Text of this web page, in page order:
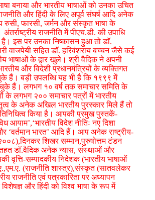
बनाया और भारतीय भाषाओं को उनका उचित
और हिंदी के लिए अपूर्व संघर्ष आदि अनेक
रुसी, फारसी, जर्मन और संस्कृत भाषा के
राजनीति में पीएच.डी. की उपाधि
है। इस पर उनका निष्कासन हुआ तो डाॅ.
वाजपेयी सहित डाॅ. हरिवंशराय बच्चन जैसे कई
भाषाओं के द्वार खुले। श्री वैदिक ने अपनी
और विदेशी प्रधानमंत्रियों के व्यक्तिगत
हैं। बड़ी उपलब्धि यह भी है कि १९९९ में
हैं। लगभग १० वर्ष तक समाचार समिति के
लगभग २०० समाचार पत्रों में भारतीय
के अनेक अखिल भारतीय पुरस्कार मिले हैं तो
किया है। आपकी प्रमुख पुस्तकें-
आयाम’,‘भारतीय विदेश नीतिः नए दिशा
‘वर्तमान भारत’ आदि हैं। आप अनेक राष्ट्रीय-
शिखर सम्मान,पुरुषोत्तम टंडन
के तहत डॉ.वैदिक अनेक न्यास, संस्थाओं और
वृत्ति-सम्पादकीय निदेशक (भारतीय भाषाओं
(राजनीति शास्त्र),संस्कृत (सातवलेकर
राजनीति एवं पत्रकारिता पर अध्यापन
और हिंदी को विश्व भाषा के रूप में